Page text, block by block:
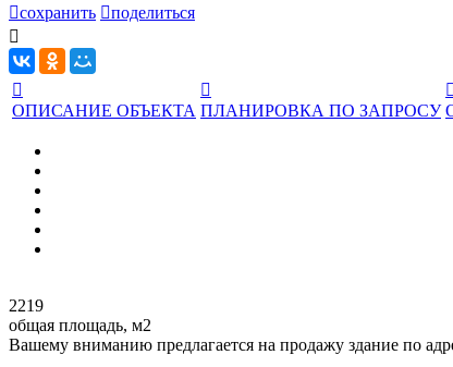
сохранить поделиться


ОПИСАНИЕ ОБЪЕКТА

ПЛАНИРОВКА ПО ЗАПРОСУ

2219
общая площадь, м2
Вашему вниманию предлагается на продажу здание по